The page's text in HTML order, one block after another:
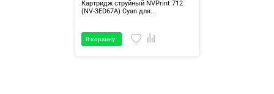
Картридж струйный NVPrint 712
(NV-3ED67A) Cyan для...
В корзину